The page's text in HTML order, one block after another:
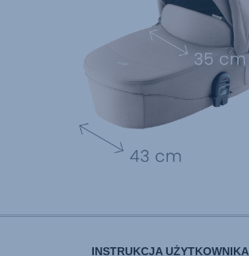
INSTRUKCJA UŻYTKOWNIKA